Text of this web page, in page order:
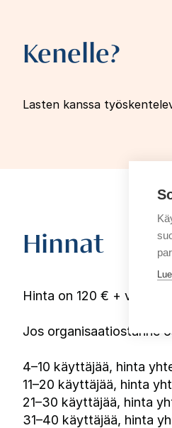
Kenelle?
Lasten kanssa
Hinnat
Hinta on 120 € +
Jos organisaatiostanne
4–10 käyttäjää, hinta
11–20 käyttäjää, hinta
21–30 käyttäjää, hinta
31–40 käyttäjää, hinta